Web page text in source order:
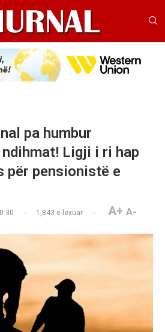
pa humbur
Ligji i ri hap
për pensionistë e
1,843 e lexuar A+ A-